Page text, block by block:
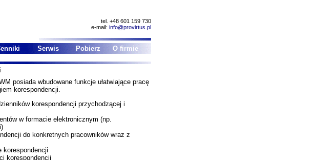
tel. +48 601 159 730
e-mail: info@provirtus.pl
Serwis Pobierz O firmie
posiada wbudowane funkcje ułatwiające pracę
korespondencji.
korespondencji przychodzącej i
w formacie elektronicznym (np.
do konkretnych pracowników wraz z
korespondencji
korespondencji